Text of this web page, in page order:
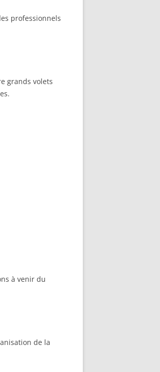
professionnels
grands volets
à venir du
de la